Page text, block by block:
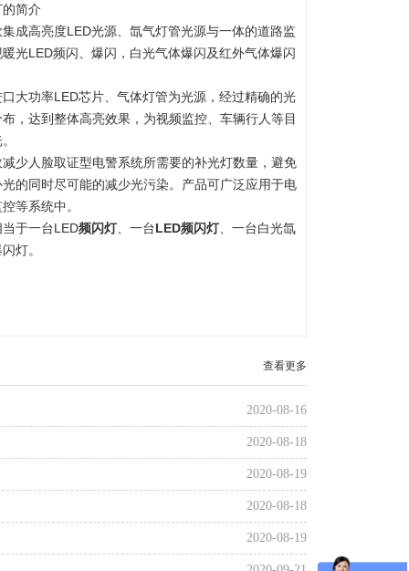
简介
成高亮度LED光源、氙气灯管光源与一体的道路监
光LED频闪、爆闪，白光气体爆闪及红外气体爆闪
大功率LED芯片、气体灯管为光源，经过精确的光
，达到整体高亮效果，为视频监控、车辆行人等目
少人脸取证型电警系统所需要的补光灯数量，避免
的同时尽可能的减少光污染。产品可广泛应用于电
等系统中。
于一台LED频闪灯、一台LED频闪灯、一台白光氙
灯。
查看更多
2020-08-16
2020-08-18
2020-08-19
2020-08-18
2020-08-19